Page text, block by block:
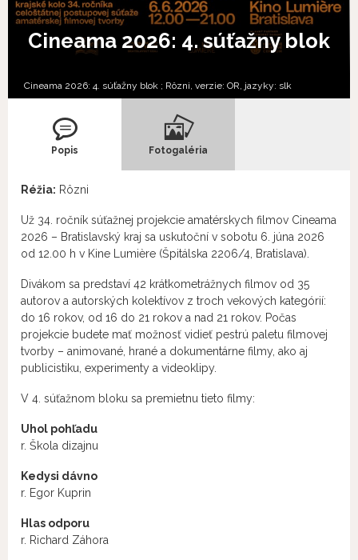
Cineama 2026: 4. súťažny blok
Cineama 2026: 4. súťažny blok ; Rôzni, verzie: OR, jazyky: slk
Popis Fotogaléria
Réžia: Rôzni
Už 34. ročník súťažnej projekcie amatérskych filmov Cineama
2026 – Bratislavský kraj sa uskutoční v sobotu 6. júna 2026
od 12.00 h v Kine Lumière (Špitálska 2206/4, Bratislava).
Divákom sa predstaví 42 krátkometrážnych filmov od 35
autorov a autorských kolektívov z troch vekových kategórií:
do 16 rokov, od 16 do 21 rokov a nad 21 rokov. Počas
projekcie budete mať možnosť vidieť pestrú paletu filmovej
tvorby – animované, hrané a dokumentárne filmy, ako aj
publicistiku, experimenty a videoklipy.
V 4. súťažnom bloku sa premietnu tieto filmy:
Uhol pohľadu
r. Škola dizajnu
Kedysi dávno
r. Egor Kuprin
Hlas odporu
r. Richard Záhora